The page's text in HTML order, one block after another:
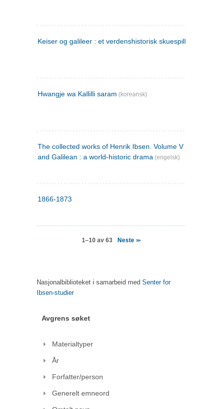
Keiser og galileer : et verdenshistorisk skuespill (1873)
Hwangje wa Kallilli saram (koreansk)
The collected works of Henrik Ibsen. Volume V : Emperor
and Galilean : a world-historic drama (engelsk)
1866-1873
1–10 av 63 Neste>>
Nasjonalbiblioteket i samarbeid med Senter for
Ibsen-studier
Avgrens søket
Materialtyper
År
Forfatter/person
Generelt emneord